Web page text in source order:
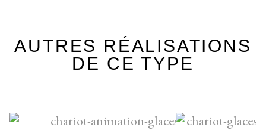
AUTRES RÉALISATIONS
DE CE TYPE